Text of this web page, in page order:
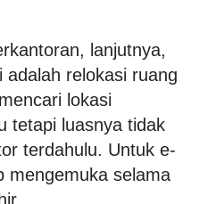
lanjutnya,
relokasi ruang
lokasi
tetapi luasnya tidak
terdahulu. Untuk e-
mengemuka selama